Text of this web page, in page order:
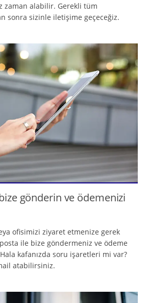
zaman alabilir. Gerekli tüm
sonra sizinle iletişime geçeceğiz.
gönderin ve ödemenizi
ofisimizi ziyaret etmenize gerek
ile bize göndermeniz ve ödeme
kafanızda soru işaretleri mi var?
atabilirsiniz.